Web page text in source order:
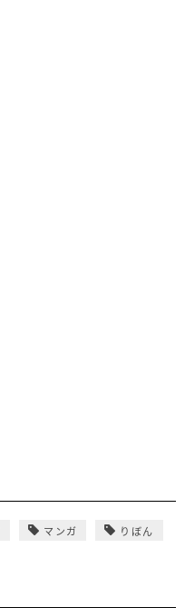
マンガ りぼん